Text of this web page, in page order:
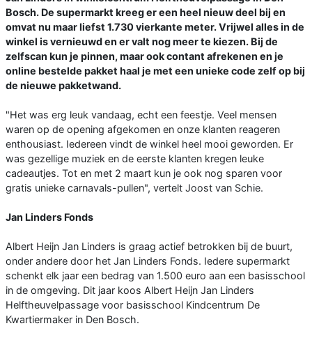
Bosch. De supermarkt kreeg er een heel nieuw deel bij en
omvat nu maar liefst 1.730 vierkante meter. Vrijwel alles in de
winkel is vernieuwd en er valt nog meer te kiezen. Bij de
zelfscan kun je pinnen, maar ook contant afrekenen en je
online bestelde pakket haal je met een unieke code zelf op bij
de nieuwe pakketwand.
"Het was erg leuk vandaag, echt een feestje. Veel mensen
waren op de opening afgekomen en onze klanten reageren
enthousiast. Iedereen vindt de winkel heel mooi geworden. Er
was gezellige muziek en de eerste klanten kregen leuke
cadeautjes. Tot en met 2 maart kun je ook nog sparen voor
gratis unieke carnavals-pullen", vertelt Joost van Schie.
Jan Linders Fonds
Albert Heijn Jan Linders is graag actief betrokken bij de buurt,
onder andere door het Jan Linders Fonds. Iedere supermarkt
schenkt elk jaar een bedrag van 1.500 euro aan een basisschool
in de omgeving. Dit jaar koos Albert Heijn Jan Linders
Helftheuvelpassage voor basisschool Kindcentrum De
Kwartiermaker in Den Bosch.